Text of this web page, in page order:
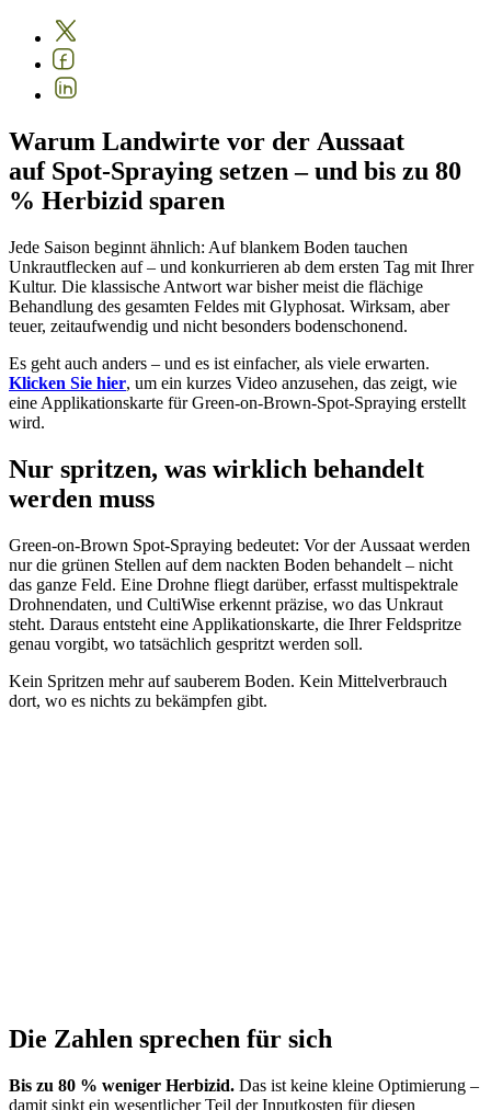
Warum Landwirte vor der Aussaat
auf Spot-Spraying setzen – und bis zu 80
% Herbizid sparen
Jede Saison beginnt ähnlich: Auf blankem Boden tauchen
Unkrautflecken auf – und konkurrieren ab dem ersten Tag mit Ihrer
Kultur. Die klassische Antwort war bisher meist die flächige
Behandlung des gesamten Feldes mit Glyphosat. Wirksam, aber
teuer, zeitaufwendig und nicht besonders bodenschonend.
Es geht auch anders – und es ist einfacher, als viele erwarten.
Klicken Sie hier, um ein kurzes Video anzusehen, das zeigt, wie
eine Applikationskarte für Green-on-Brown-Spot-Spraying erstellt
wird.
Nur spritzen, was wirklich behandelt
werden muss
Green-on-Brown Spot-Spraying bedeutet: Vor der Aussaat werden
nur die grünen Stellen auf dem nackten Boden behandelt – nicht
das ganze Feld. Eine Drohne fliegt darüber, erfasst multispektrale
Drohnendaten, und CultiWise erkennt präzise, wo das Unkraut
steht. Daraus entsteht eine Applikationskarte, die Ihrer Feldspritze
genau vorgibt, wo tatsächlich gespritzt werden soll.
Kein Spritzen mehr auf sauberem Boden. Kein Mittelverbrauch
dort, wo es nichts zu bekämpfen gibt.
Die Zahlen sprechen für sich
Bis zu 80 % weniger Herbizid. Das ist keine kleine Optimierung –
damit sinkt ein wesentlicher Teil der Inputkosten für diesen